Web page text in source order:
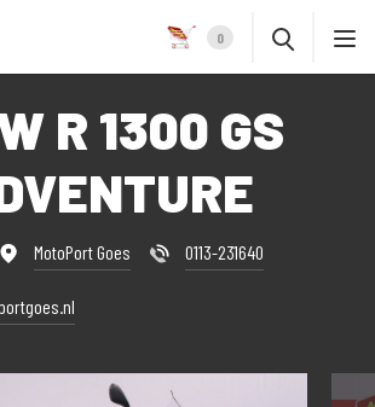
0
R 1300 GS
MotoPort Goes 0113-231640